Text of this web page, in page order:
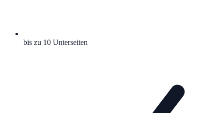
bis zu 10 Unterseiten